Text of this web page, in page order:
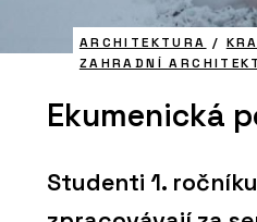
ARCHITEKTURA /
ZAHRADNÍ
Ekumenická
Studenti 1. ročníku